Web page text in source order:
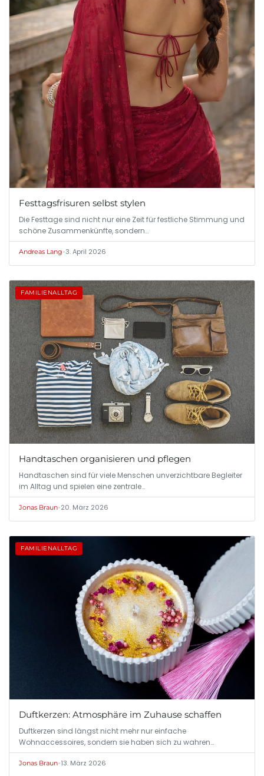
Festtagsfrisuren selbst stylen
Die Festtage sind nicht nur eine Zeit für festliche Stimmung und
schöne Zusammenkünfte, sondern…
Andreas Lang•3. April 2026
FAMILIENALLTAG
Handtaschen organisieren und pflegen
Handtaschen sind für viele Menschen unverzichtbare Begleiter
im Alltag und spielen eine zentrale…
Jonas Braun•20. März 2026
FAMILIENALLTAG
Duftkerzen: Atmosphäre im Zuhause schaffen
Duftkerzen sind längst nicht mehr nur einfache
Wohnaccessoires, sondern sie haben sich zu wahren…
Jonas Braun•13. März 2026